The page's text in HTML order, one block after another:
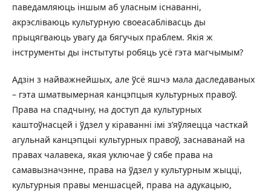
паведамляюць іншым аб уласным існаванні,
акрэсліваюць культурную своеасаблівасць ды
прыцягваюць увагу да бягучых праблем. Якія ж
інструменты ды інстытуты робяць усё гэта магчымым?
Адзін з найважнейшых, але ўсё яшчэ мала даследаваных
– гэта шматвымерная канцэпцыя культурных правоў.
Права на спадчыну, на доступ да культурных
каштоўнасцей і ўдзел у кіраванні імі з’яўляецца часткай
агульнай канцэпцыі культурных правоў, заснаванай на
правах чалавека, якая уключае ў сябе права на
самавызначэнне, права на ўдзел у культурным жыцці,
культурныя правы меншасцей, права на адукацыю,